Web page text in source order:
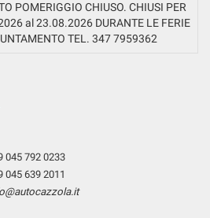
POMERIGGIO CHIUSO. CHIUSI PER
al 23.08.2026 DURANTE LE FERIE
TEL. 347 7959362
045 792 0233
045 639 2011